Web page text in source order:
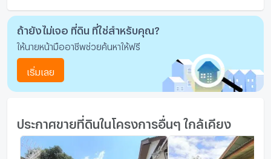
ถ้ายังไม่เจอ ที่ดิน ที่ใช่สำหรับคุณ?
ให้นายหน้ามืออาชีพช่วยค้นหาให้ฟรี
เริ่มเลย
ประกาศขายที่ดินในโครงการอื่นๆ ใกล้เคียง